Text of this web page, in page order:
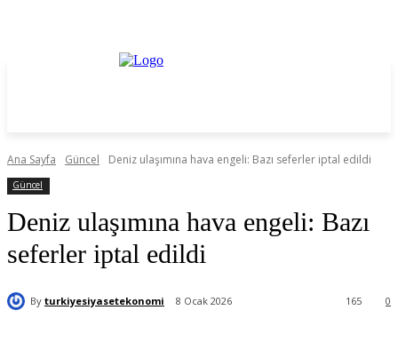
Ana Sayfa Güncel Deniz ulaşımına hava engeli: Bazı seferler iptal edildi
Güncel
Deniz ulaşımına hava engeli: Bazı
seferler iptal edildi
By turkiyesiyasetekonomi 8 Ocak 2026 0
165